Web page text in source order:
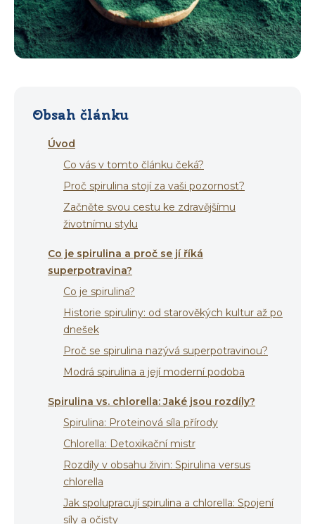
Obsah článku
Úvod
Co vás v tomto článku čeká?
Proč spirulina stojí za vaši pozornost?
Začněte svou cestu ke zdravějšímu
životnímu stylu
Co je spirulina a proč se jí říká
superpotravina?
Co je spirulina?
Historie spiruliny: od starověkých kultur až po
dnešek
Proč se spirulina nazývá superpotravinou?
Modrá spirulina a její moderní podoba
Spirulina vs. chlorella: Jaké jsou rozdíly?
Spirulina: Proteinová síla přírody
Chlorella: Detoxikační mistr
Rozdíly v obsahu živin: Spirulina versus
chlorella
Jak spolupracují spirulina a chlorella: Spojení
síly a očisty